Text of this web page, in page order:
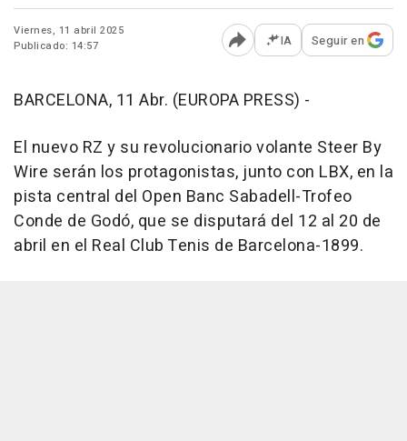
Viernes, 11 abril 2025
Publicado: 14:57
Abrir opciones para
IA Seguir en
BARCELONA, 11 Abr. (EUROPA PRESS) -
El nuevo RZ y su revolucionario volante Steer By
Wire serán los protagonistas, junto con LBX, en la
pista central del Open Banc Sabadell-Trofeo
Conde de Godó, que se disputará del 12 al 20 de
abril en el Real Club Tenis de Barcelona-1899.